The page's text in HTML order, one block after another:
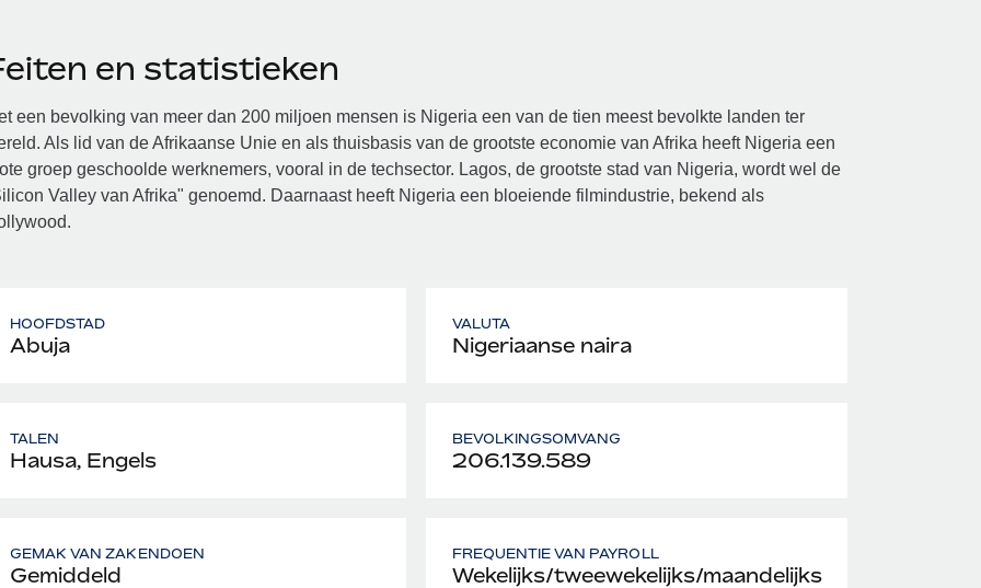
en statistieken
een bevolking van meer dan 200 miljoen mensen is Nigeria een van de tien meest bevolkte landen ter
Als lid van de Afrikaanse Unie en als thuisbasis van de grootste economie van Afrika heeft Nigeria een
groep geschoolde werknemers, vooral in de techsector. Lagos, de grootste stad van Nigeria, wordt wel de
Valley van Afrika" genoemd. Daarnaast heeft Nigeria een bloeiende filmindustrie, bekend als
HOOFDSTAD
Abuja
VALUTA
Nigeriaanse naira
TALEN
Hausa, Engels
BEVOLKINGSOMVANG
206.139.589
GEMAK VAN ZAKENDOEN
Gemiddeld
FREQUENTIE VAN PAYROLL
Wekelijks/tweewekelijks/maandelijks